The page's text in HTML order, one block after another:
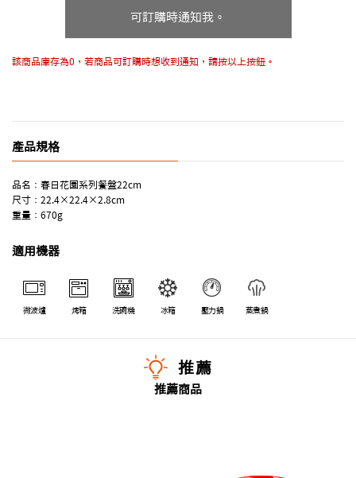
可訂購時通知我。
該商品庫存為0，若商品可訂購時想收到通知，請按以上按鈕。
產品規格
品名：春日花園系列餐盤22cm
尺寸：22.4×22.4×2.8cm
重量：670g
適用機器
微波爐 烤箱 洗碗機 冰箱 壓力鍋 蒸煮鍋
推薦
推薦商品